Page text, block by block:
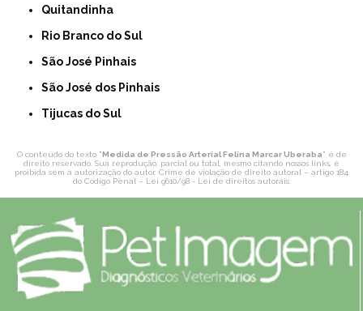
Quitandinha
Rio Branco do Sul
São José Pinhais
São José dos Pinhais
Tijucas do Sul
O conteúdo do texto "Medida de Pressão Arterial Felina Marcar Uberaba" é de
direito reservado. Sua reprodução, parcial ou total, mesmo citando nossos links, é
proibida sem a autorização do autor. Crime de violação de direito autoral – artigo 184
do Código Penal – Lei 9610/98 - Lei de direitos autorais.